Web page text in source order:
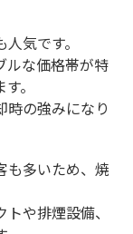
気です。
ルな価格帯が特
。
時の強みになり
も多いため、焼
や排煙設備、